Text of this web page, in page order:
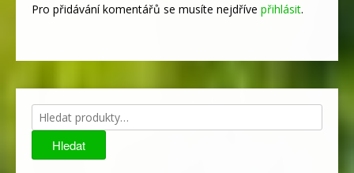
Pro přidávání komentářů se musíte nejdříve přihlásit.
Hledat:
Hledat